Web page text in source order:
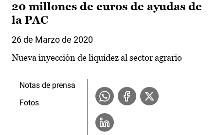
20 millones de euros de ayudas de
la PAC
26 de Marzo de 2020
Nueva inyección de liquidez al sector agrario
Notas de prensa
Fotos